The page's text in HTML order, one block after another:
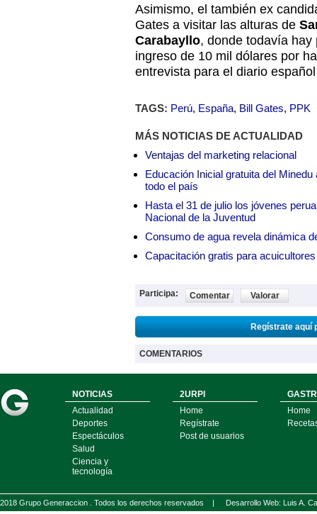
Asimismo, el también ex
Gates a visitar las alturas de
Carabayllo, donde todavía hay
ingreso de 10 mil dólares por
entrevista para el diario
TAGS: Perú, España, Bill Gates, PPK
MÁS NOTICIAS DE ACTUALIDAD
Ventajas del marketing relacional
Educación Inicial gratuita del
todo el país
Hasta el 31 de julio los jóvenes
Nacional de la Juventud
Consumo de agua revela dinámica
Capacitación gratis para
Participa: Comentar Valorar
Regístrate aquí
COMENTARIOS
NOTICIAS
Actualidad
Deportes
Espectáculos
Salud
Ciencia y
tecnología
2URPI
Home
Regístrate
Post de usuarios
Home
2018 Grupo Generaccion . Todos los derechos reservados | Desarrollo Web: Luis